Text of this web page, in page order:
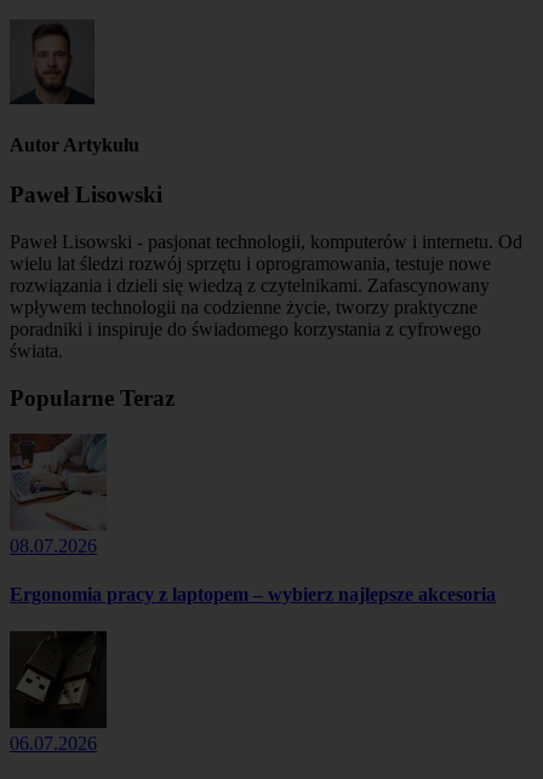
Autor Artykułu
Paweł Lisowski
Paweł Lisowski - pasjonat technologii, komputerów i internetu. Od
wielu lat śledzi rozwój sprzętu i oprogramowania, testuje nowe
rozwiązania i dzieli się wiedzą z czytelnikami. Zafascynowany
wpływem technologii na codzienne życie, tworzy praktyczne
poradniki i inspiruje do świadomego korzystania z cyfrowego
świata.
Popularne Teraz
08.07.2026
Ergonomia pracy z laptopem – wybierz najlepsze akcesoria
06.07.2026